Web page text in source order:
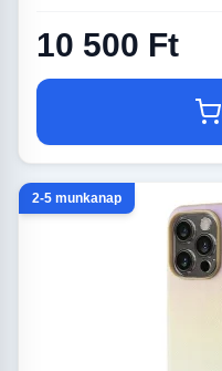
10 500 Ft
2-5 munkanap